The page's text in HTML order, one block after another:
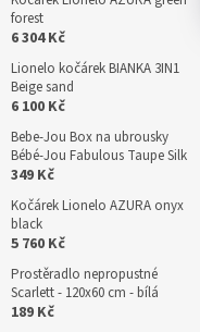
forest
6 304 Kč
Lionelo kočárek BIANKA 3IN1
Beige sand
6 100 Kč
Bebe-Jou Box na ubrousky
Bébé-Jou Fabulous Taupe Silk
349 Kč
Kočárek Lionelo AZURA onyx
black
5 760 Kč
Prostěradlo nepropustné
Scarlett - 120x60 cm - bílá
189 Kč